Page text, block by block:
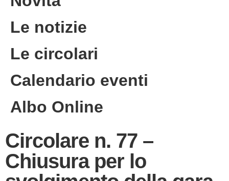
Le notizie
Le circolari
Calendario eventi
Albo Online
Circolare n. 77 –
Chiusura per lo